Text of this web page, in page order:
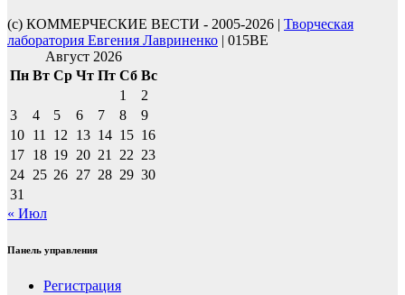
(с) КОММЕРЧЕСКИЕ ВЕСТИ - 2005-2026 | Творческая
лаборатория Евгения Лавриненко | 015BE
Август 2026
Пн Вт Ср Чт Пт Сб Вс
1
2
3
4 5 6 7 8
9
10 11 12 13 14 15 16
17 18 19 20 21 22 23
24 25 26 27 28 29 30
31
« Июл
Панель управления
Регистрация